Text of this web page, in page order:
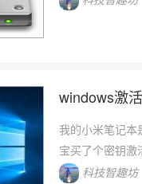
windows激
我的小米笔记本
宝买了个密钥
科技智趣坊